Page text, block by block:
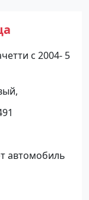
с 2004- 5
автомобиль